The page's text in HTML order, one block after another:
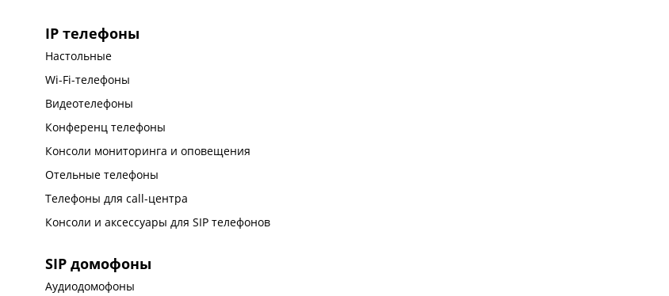
IP телефоны
Настольные
Wi-Fi-телефоны
Видеотелефоны
Конференц телефоны
Консоли мониторинга и оповещения
Отельные телефоны
Телефоны для call-центра
Консоли и аксессуары для SIP телефонов
SIP домофоны
Аудиодомофоны